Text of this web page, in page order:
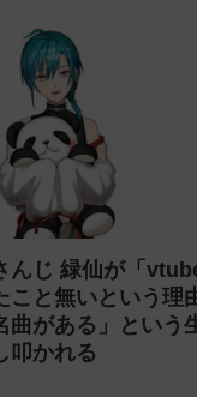
んじ 緑仙が「
こと無いという理
曲がある」という
叩かれる